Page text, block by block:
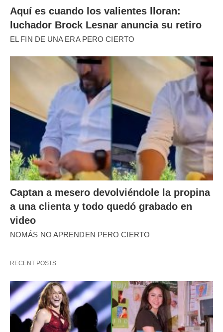
Aquí es cuando los valientes lloran:
luchador Brock Lesnar anuncia su retiro
EL FIN DE UNA ERA PERO CIERTO
Captan a mesero devolviéndole la propina
a una clienta y todo quedó grabado en
video
NOMÁS NO APRENDEN PERO CIERTO
RECENT POSTS